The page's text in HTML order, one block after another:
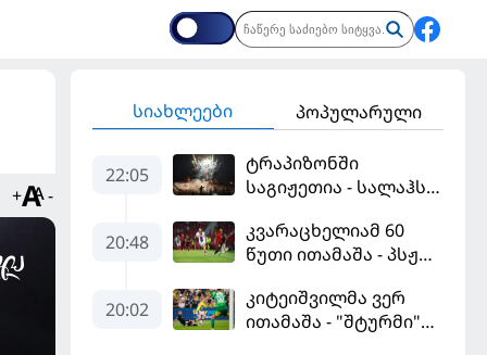
+ -
სიახლეები პოპულარული
22:05
ტრაპიზონში
საგიჟეთია - სალაჰს
დახვდა
20:48
კვარაცხელიამ 60
წუთი ითამაშა - პსჟ
მატჩში
"მალიორკასთან"
20:02
კიტეიშვილმა ვერ
ითამაშა - "შტურმი"